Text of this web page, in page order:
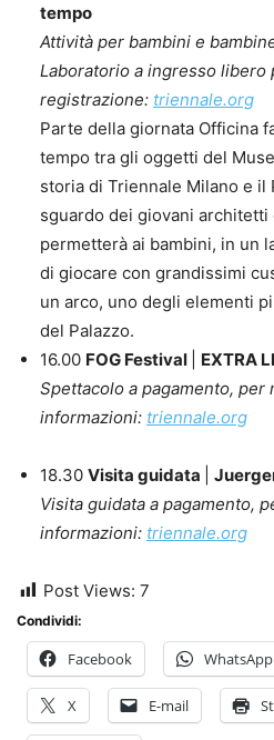
tempo
Attività per bambini e
Laboratorio a ingresso libero
registrazione: triennale.org
Parte della giornata Officina
tempo tra gli oggetti del
storia di Triennale Milano e il
sguardo dei giovani
permetterà ai bambini, in un
di giocare con grandissimi
un arco, uno degli elementi
del Palazzo.
16.00 FOG Festival
EXTRA
Spettacolo a pagamento, per
informazioni: triennale.org
18.30 Visita guidata
Visita guidata a pagamento,
informazioni: triennale.org
Post Views: 7
Condividi:
Facebook WhatsApp
X E-mail